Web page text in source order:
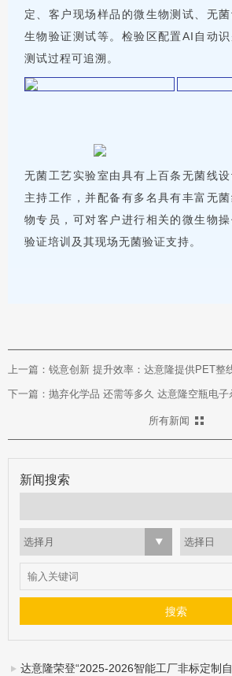
定、客户现场样品的微生物测试、无
生物验证测试等。检验区配置AI自动
测试过程可追溯。
无菌工艺实验室由具有上百条无菌线
主持工作，并配备有多名具有丰富无
物专员，可对客户进行相关的微生物
验证培训及其现场无菌验证支持。
下一篇：抛弃化学品 还需等多久 达意隆空瓶电
所有新闻
新闻搜索
选择月 选择日
达意隆荣登“2025-2026智能工厂非标定制自动化集成商百强榜”